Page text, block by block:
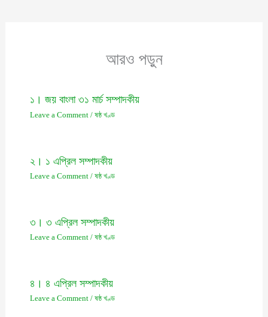
আরও পড়ুন
১। জয় বাংলা ৩১ মার্চ সম্পাদকীয়
Leave a Comment / ষষ্ঠ খণ্ড
২। ১ এপ্রিল সম্পাদকীয়
Leave a Comment / ষষ্ঠ খণ্ড
৩। ৩ এপ্রিল সম্পাদকীয়
Leave a Comment / ষষ্ঠ খণ্ড
৪। ৪ এপ্রিল সম্পাদকীয়
Leave a Comment / ষষ্ঠ খণ্ড